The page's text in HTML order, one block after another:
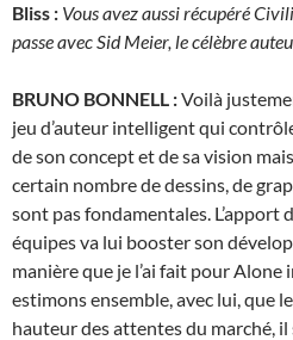
Bliss : Vous avez aussi récupéré
passe avec Sid Meier, le célèbre
BRUNO BONNELL :Voilà
jeu d’auteur intelligent qui
de son concept et de sa vision
certain nombre de dessins, de
sont pas fondamentales. L’apport
équipes va lui booster son
manière que je l’ai fait pour Alone
estimons ensemble, avec lui, que
hauteur des attentes du marché, il